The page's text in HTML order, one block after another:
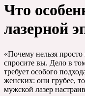
Что
лазерной
«Почему нельзя
спросите вы. Дело в
требует особого
женских: они грубее,
мужской лазер